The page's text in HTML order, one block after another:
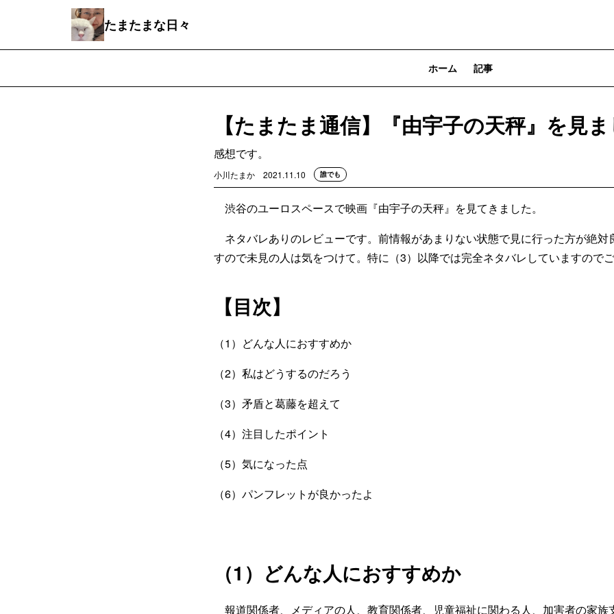
たまたまな日々
ホーム 記事
【たまたま通信】『由宇子の天秤』を見
感想です。
小川たまか 2021.11.10 誰でも
渋谷のユーロスペースで映画『由宇子の天秤』を見てきました。
ネタバレありのレビューです。前情報があまりない状態で見に行った方が絶対
すので未見の人は気をつけて。特に（3）以降では完全ネタバレしていますのでご
【目次】
（1）どんな人におすすめか
（2）私はどうするのだろう
（3）矛盾と葛藤を超えて
（4）注目したポイント
（5）気になった点
（6）パンフレットが良かったよ
（1）どんな人におすすめか
報道関係者、メディアの人、教育関係者、児童福祉に関わる人、加害者の家族